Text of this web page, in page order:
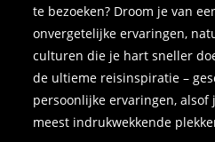
te bezoeken? Droom je van
onvergetelijke ervaringen,
culturen die je hart sneller
de ultieme reisinspiratie –
persoonlijke ervaringen,
meest indrukwekkende